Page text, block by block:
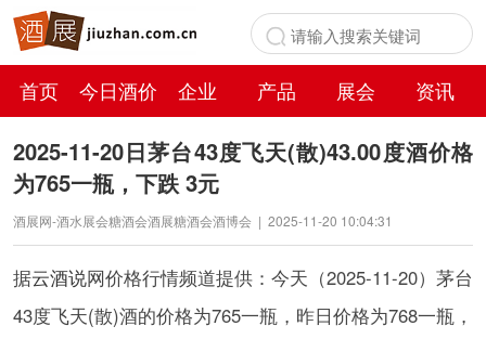
首页 今日酒价 企业 产品 展会
资讯
百科
2025-11-20日茅台43度飞天(散)43.00度酒价格
为765一瓶，下跌 3元
酒展网-酒水展会糖酒会酒展糖酒会酒博会 | 2025-11-20 10:04:31
据云酒说网价格行情频道提供：今天（2025-11-20）茅台
43度飞天(散)酒的价格为765一瓶，昨日价格为768一瓶，